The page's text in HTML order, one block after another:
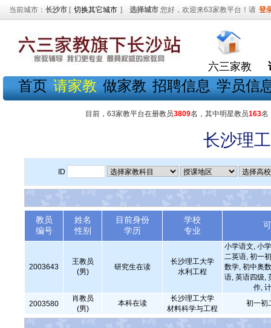
当前城市： 长沙市 [ 切换其它城市 ] 选择城市 您好，欢迎来63家教平台！请 登
六三家教
首页 请家教 做家教 招聘信息 学员信
目前，63家教平台在册教员3809名，其中明星教员163名
长沙理
ID
教员
编号
姓名
性别
目前身份
学历
学校
专业
2003643
王教员
(男)
研究生在读
长沙理工大学
水利工程
小学语文, 小
二英语, 初一
数学, 初中奥
语, 英语四级,
作,
2003580
肖教员
(男)
本科在读
长沙理工大学
材料科学与工程
初一初